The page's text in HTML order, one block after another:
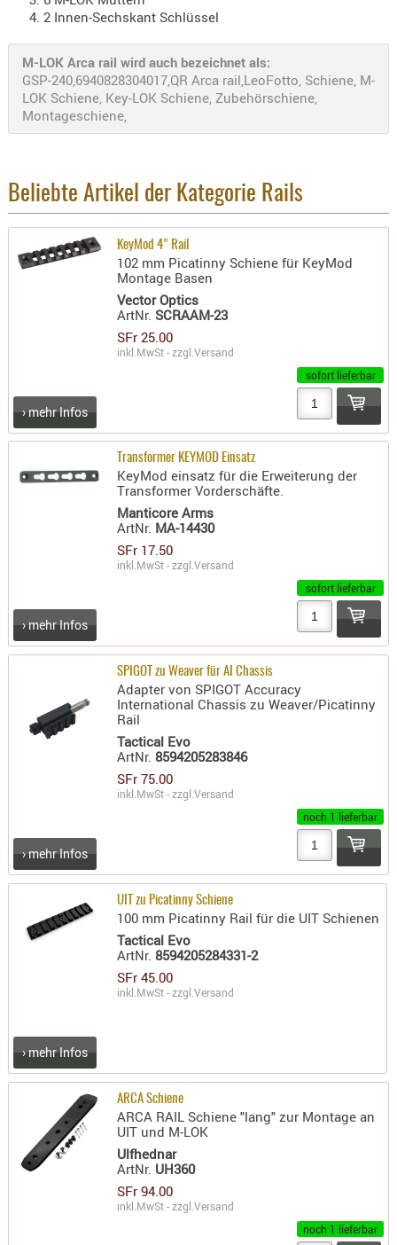
AUFSÄTZE
UND
BASEN -
GRIFFE
2 Innen-Sechskant Schlüssel
M-LOK Arca rail wird auch bezeichnet als:
GSP-240,6940828304017,QR Arca rail,LeoFotto, Schiene, M-
LOK Schiene, Key-LOK Schiene, Zubehörschiene,
Montageschiene,
Beliebte Artikel der Kategorie Rails
KeyMod 4" Rail
102 mm Picatinny Schiene für KeyMod
Montage Basen
Vector Optics
ArtNr.SCRAAM-23
SFr 25.00
inkl.MwSt - zzgl.Versand
sofort lieferbar
› mehr Infos
Transformer KEYMOD Einsatz
KeyMod einsatz für die Erweiterung der
Transformer Vorderschäfte.
Manticore Arms
ArtNr. MA-14430
SFr 17.50
inkl.MwSt - zzgl.Versand
sofort lieferbar
› mehr Infos
SPIGOT zu Weaver für AI Chassis
Adapter von SPIGOT Accuracy
International Chassis zu Weaver/Picatinny
Rail
Tactical Evo
ArtNr.8594205283846
SFr 75.00
inkl.MwSt - zzgl.Versand
noch 1 lieferbar
› mehr Infos
UIT zu Picatinny Schiene
100 mm Picatinny Rail für die UIT Schienen
Tactical Evo
ArtNr.8594205284331-2
SFr 45.00
inkl.MwSt - zzgl.Versand
› mehr Infos
ARCA Schiene
ARCA RAIL Schiene "lang" zur Montage an
UIT und M-LOK
Ulfhednar
ArtNr. UH360
SFr 94.00
inkl.MwSt - zzgl.Versand
noch 1 lieferbar